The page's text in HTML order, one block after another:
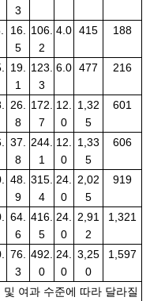
3
16.
5
106.
2
4.0 415 188
19.
1
123.
3
6.0 477 216
26.
8
172.
7
12.
0
1,32
5
601
37.
8
244.
1
12.
0
1,33
5
606
48.
9
315.
4
24.
0
2,02
5
919
64.
6
416.
5
24.
0
2,91
2
1,321
76.
3
492.
0
24.
0
3,25
0
1,597
여과 수준에 따라 달라질